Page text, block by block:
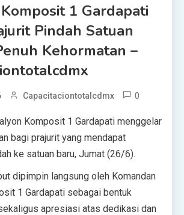
1 Gardapati
Pindah Satuan
Kehormatan –
Capacitaciontotalcdmx 0
Komposit 1 Gardapati menggelar
bagi prajurit yang mendapat
ke satuan baru, Jumat (26/6).
dipimpin langsung oleh Komandan
1 Gardapati sebagai bentuk
apresiasi atas dedikasi dan